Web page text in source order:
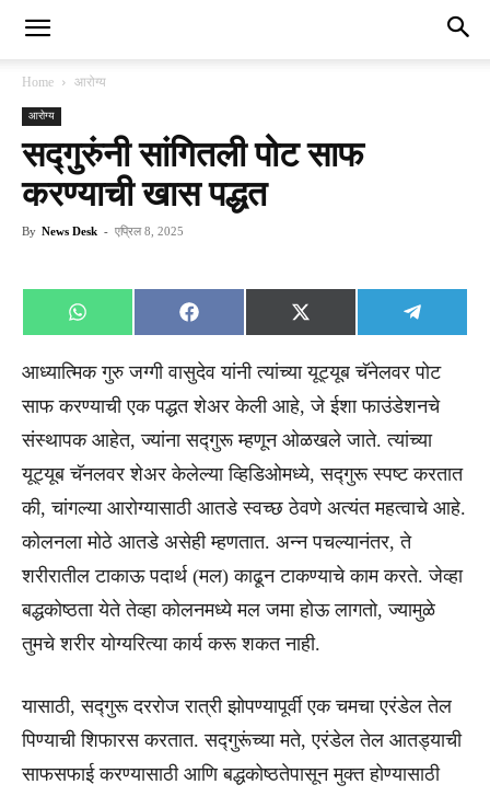
Home आरोग्य
आरोग्य
सद्गुरुंनी सांगितली पोट साफ
करण्याची खास पद्धत
By News Desk - एप्रिल 8, 2025
Share
on
WhatsApp
Share
on
Facebook
Share
on
X
(Twitter)
Share
on
आध्यात्मिक गुरु जग्गी वासुदेव यांनी त्यांच्या यूट्यूब चॅनेलवर पोट
साफ करण्याची एक पद्धत शेअर केली आहे, जे ईशा फाउंडेशनचे
संस्थापक आहेत, ज्यांना सद्गुरू म्हणून ओळखले जाते. त्यांच्या
यूट्यूब चॅनलवर शेअर केलेल्या व्हिडिओमध्ये, सद्गुरू स्पष्ट करतात
की, चांगल्या आरोग्यासाठी आतडे स्वच्छ ठेवणे अत्यंत महत्वाचे आहे.
कोलनला मोठे आतडे असेही म्हणतात. अन्न पचल्यानंतर, ते
शरीरातील टाकाऊ पदार्थ (मल) काढून टाकण्याचे काम करते. जेव्हा
बद्धकोष्ठता येते तेव्हा कोलनमध्ये मल जमा होऊ लागतो, ज्यामुळे
तुमचे शरीर योग्यरित्या कार्य करू शकत नाही.
यासाठी, सद्गुरू दररोज रात्री झोपण्यापूर्वी एक चमचा एरंडेल तेल
पिण्याची शिफारस करतात. सद्गुरूंच्या मते, एरंडेल तेल आतड्याची
साफसफाई करण्यासाठी आणि बद्धकोष्ठतेपासून मुक्त होण्यासाठी